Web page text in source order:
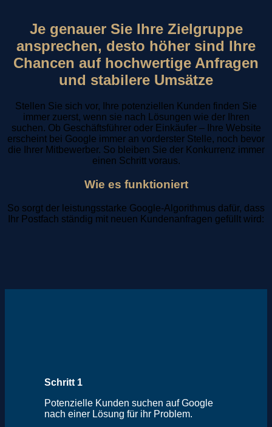
Je genauer Sie Ihre Zielgruppe
ansprechen, desto höher sind Ihre
Chancen auf hochwertige Anfragen
und stabilere Umsätze
Stellen Sie sich vor, Ihre potenziellen Kunden finden Sie
immer zuerst, wenn sie nach Lösungen wie der Ihren
suchen. Ob Geschäftsführer oder Einkäufer – Ihre Website
erscheint bei Google immer an vorderster Stelle, noch bevor
die Ihrer Mitbewerber. So bleiben Sie der Konkurrenz immer
einen Schritt voraus.
Wie es funktioniert
So sorgt der leistungsstarke Google-Algorithmus dafür, dass
Ihr Postfach ständig mit neuen Kundenanfragen gefüllt wird:
Schritt 1
Potenzielle Kunden suchen auf Google
nach einer Lösung für ihr Problem.